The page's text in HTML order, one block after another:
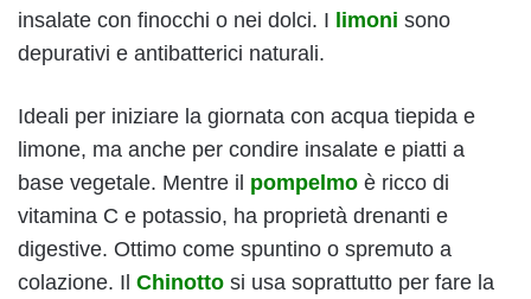
insalate con finocchi o nei dolci. I limoni sono
depurativi e antibatterici naturali.
Ideali per iniziare la giornata con acqua tiepida e
limone, ma anche per condire insalate e piatti a
base vegetale. Mentre il pompelmo è ricco di
vitamina C e potassio, ha proprietà drenanti e
digestive. Ottimo come spuntino o spremuto a
colazione. Il Chinotto si usa soprattutto per fare la